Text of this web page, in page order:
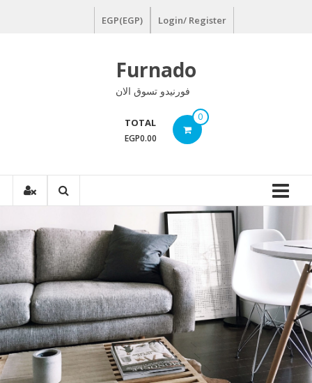
Login/ Register
EGP(EGP)
Furnado
فورنيدو تسوق الان
0
TOTAL
EGP0.00